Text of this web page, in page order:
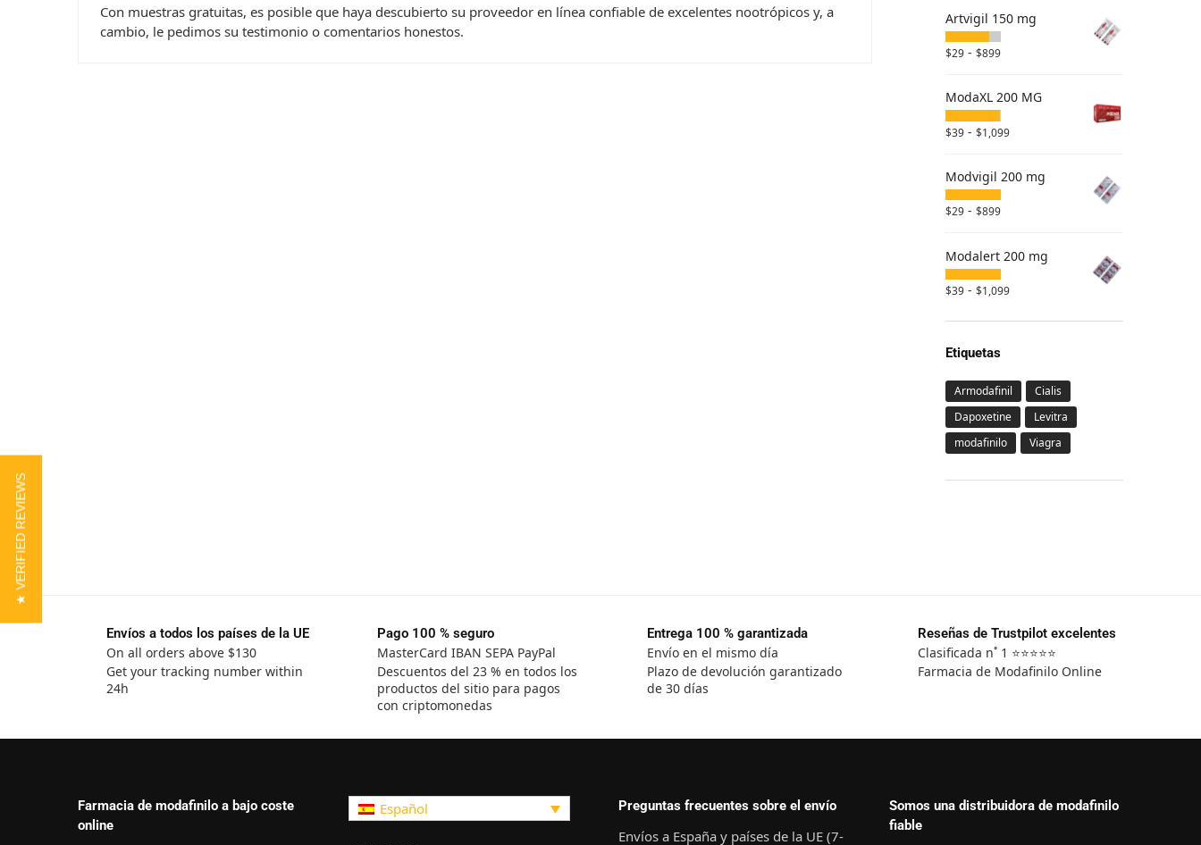
Con muestras gratuitas, es posible que haya descubierto su proveedor en línea confiable de excelentes nootrópicos y, a
cambio, le pedimos su testimonio o comentarios honestos.
Artvigil 150 mg
$29 - $899
ModaXL 200 MG
$39 - $1,099
Modvigil 200 mg
$29 - $899
Modalert 200 mg
$39 - $1,099
Etiquetas
Armodafinil
Cialis
Dapoxetine
Levitra
modafinilo
Viagra
Envíos a todos los países de la UE
On all orders above $130
Get your tracking number within
24h
Pago 100 % seguro
MasterCard IBAN SEPA PayPal
Descuentos del 23 % en todos los
productos del sitio para pagos
con criptomonedas
Entrega 100 % garantizada
Envío en el mismo día
Plazo de devolución garantizado
de 30 días
Reseñas de Trustpilot excelentes
Clasificada n˚ 1 ⭐⭐⭐⭐⭐
Farmacia de Modafinilo Online
Farmacia de modafinilo a bajo coste
online
Español Preguntas frecuentes sobre el envío
Envíos a España y países de la UE (7-
Somos una distribuidora de modafinilo
fiable
★ VERIFIED REVIEWS